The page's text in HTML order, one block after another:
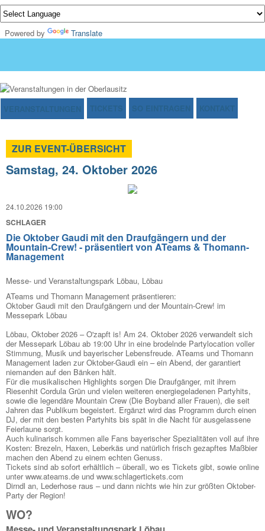
Powered by Translate
VERANSTALTUNGEN TICKETS SO EINTRAGEN KONTAKT
ZUR EVENT-ÜBERSICHT
Samstag, 24. Oktober 2026
24.10.2026 19:00
SCHLAGER
Die Oktober Gaudi mit den Draufgängern und der
Mountain-Crew! - präsentiert von ATeams & Thomann-
Management
Messe- und Veranstaltungspark Löbau, Löbau
ATeams und Thomann Management präsentieren:
Oktober Gaudi mit den Draufgängern und der Mountain-Crew! im
Messepark Löbau
Löbau, Oktober 2026 – O'zapft is! Am 24. Oktober 2026 verwandelt sich
der Messepark Löbau ab 19:00 Uhr in eine brodelnde Partylocation voller
Stimmung, Musik und bayerischer Lebensfreude. ATeams und Thomann
Management laden zur Oktober-Gaudi ein – ein Abend, der garantiert
niemanden auf den Bänken hält.
Für die musikalischen Highlights sorgen Die Draufgänger, mit ihrem
Riesenhit Cordula Grün und vielen weiteren energiegeladenen Partyhits,
sowie die legendäre Mountain Crew (Die Boyband aller Frauen), die seit
Jahren das Publikum begeistert. Ergänzt wird das Programm durch einen
DJ, der mit den besten Partyhits bis spät in die Nacht für ausgelassene
Feierlaune sorgt.
Auch kulinarisch kommen alle Fans bayerischer Spezialitäten voll auf ihre
Kosten: Brezeln, Haxen, Leberkäs und natürlich frisch gezapftes Maßbier
machen den Abend zu einem echten Genuss.
Tickets sind ab sofort erhältlich – überall, wo es Tickets gibt, sowie online
unter www.ateams.de und www.schlagertickets.com
Dirndl an, Lederhose raus – und dann nichts wie hin zur größten Oktober-
Party der Region!
WO?